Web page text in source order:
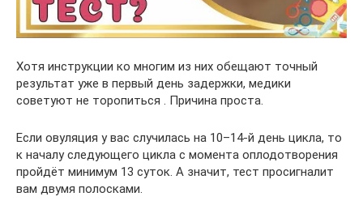
Хотя инструкции ко многим из них обещают точный
результат уже в первый день задержки, медики
советуют не торопиться . Причина проста.
Если овуляция у вас случилась на 10–14-й день цикла, то
к началу следующего цикла с момента оплодотворения
пройдёт минимум 13 суток. А значит, тест просигналит
вам двумя полосками.